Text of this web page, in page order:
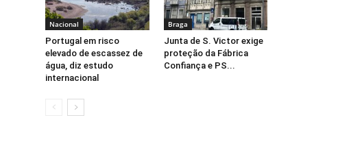
Nacional
Portugal em risco
elevado de escassez de
água, diz estudo
internacional
Braga
Junta de S. Victor exige
proteção da Fábrica
Confiança e PS...